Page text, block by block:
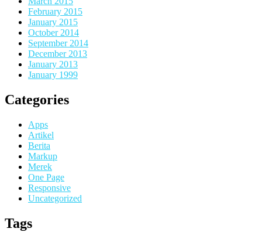
February 2015
January 2015
October 2014
September 2014
December 2013
January 2013
January 1999
Categories
Apps
Artikel
Berita
Markup
Merek
One Page
Responsive
Uncategorized
Tags